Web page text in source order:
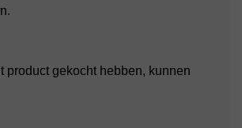
product gekocht hebben, kunnen